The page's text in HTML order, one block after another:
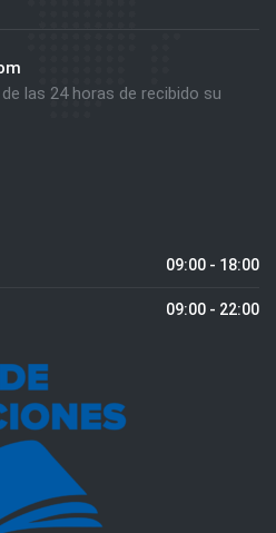
las 24 horas de recibido su
09:00 - 18:00
09:00 - 22:00